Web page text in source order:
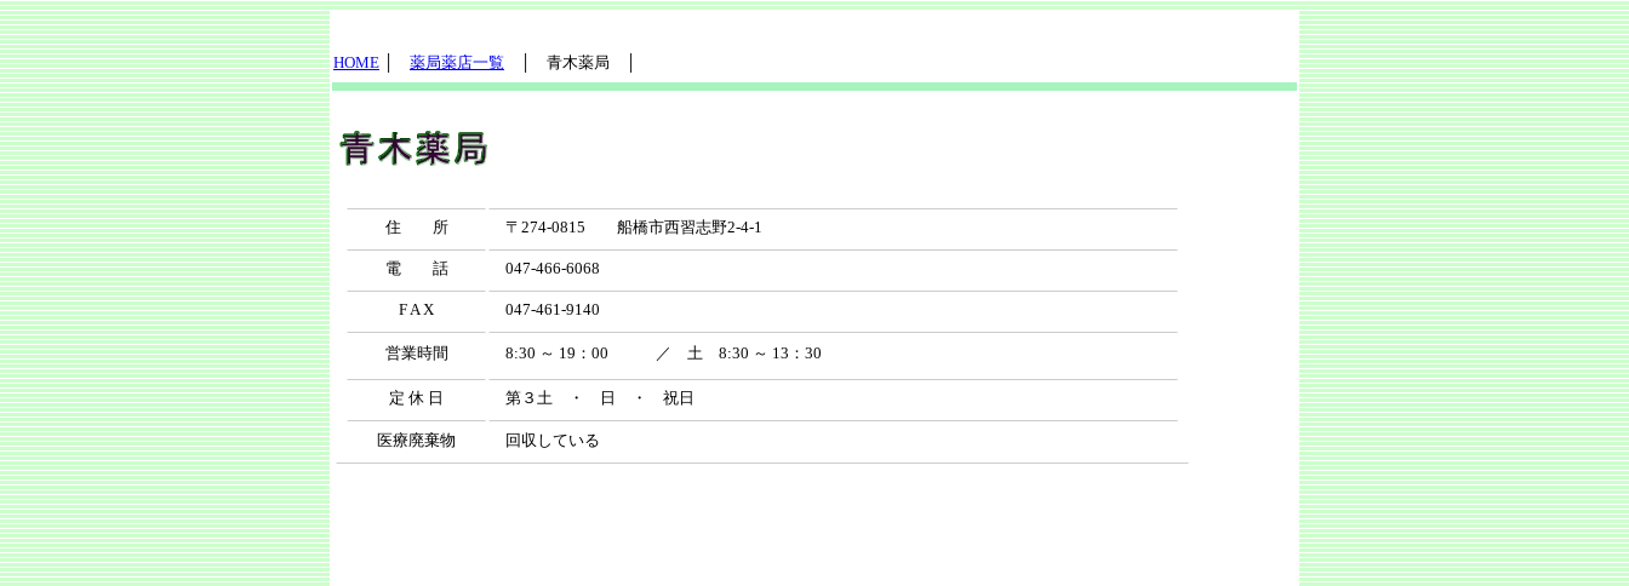
HOME 薬局薬店一覧 │ 青木薬局 │
住 所 〒274-0815 船橋市西習志野2-4-1
電 話 047-466-6068
F A X 047-461-9140
営業時間 8:30 ～ 19：00 ／ 土 8:30 ～ 13：30
定 休 日 第３土 ・ 日 ・ 祝日
医療廃棄物 回収している